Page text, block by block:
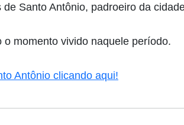
Santo Antônio, padroeiro da
momento vivido naquele período.
Antônio clicando aqui!